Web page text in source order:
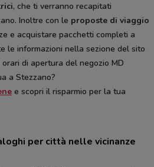
, che ti verranno recapitati
Inoltre con le proposte di viaggio
e acquistare pacchetti completi a
le informazioni nella sezione del sito
di apertura del negozio MD
a Stezzano?
e scopri il risparmio per la tua
per città nelle vicinanze